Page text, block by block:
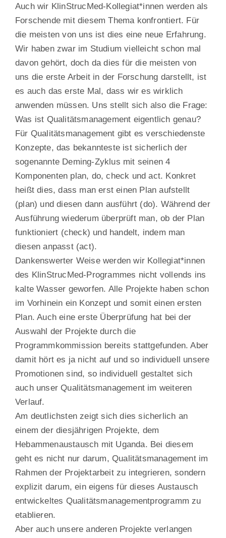
Auch wir KlinStrucMed-Kollegiat*innen werden als
Forschende mit diesem Thema konfrontiert. Für
die meisten von uns ist dies eine neue Erfahrung.
Wir haben zwar im Studium vielleicht schon mal
davon gehört, doch da dies für die meisten von
uns die erste Arbeit in der Forschung darstellt, ist
es auch das erste Mal, dass wir es wirklich
anwenden müssen. Uns stellt sich also die Frage:
Was ist Qualitätsmanagement eigentlich genau?
Für Qualitätsmanagement gibt es verschiedenste
Konzepte, das bekannteste ist sicherlich der
sogenannte Deming-Zyklus mit seinen 4
Komponenten plan, do, check und act. Konkret
heißt dies, dass man erst einen Plan aufstellt
(plan) und diesen dann ausführt (do). Während der
Ausführung wiederum überprüft man, ob der Plan
funktioniert (check) und handelt, indem man
diesen anpasst (act).
Dankenswerter Weise werden wir Kollegiat*innen
des KlinStrucMed-Programmes nicht vollends ins
kalte Wasser geworfen. Alle Projekte haben schon
im Vorhinein ein Konzept und somit einen ersten
Plan. Auch eine erste Überprüfung hat bei der
Auswahl der Projekte durch die
Programmkommission bereits stattgefunden. Aber
damit hört es ja nicht auf und so individuell unsere
Promotionen sind, so individuell gestaltet sich
auch unser Qualitätsmanagement im weiteren
Verlauf.
Am deutlichsten zeigt sich dies sicherlich an
einem der diesjährigen Projekte, dem
Hebammenaustausch mit Uganda. Bei diesem
geht es nicht nur darum, Qualitätsmanagement im
Rahmen der Projektarbeit zu integrieren, sondern
explizit darum, ein eigens für dieses Austausch
entwickeltes Qualitätsmanagementprogramm zu
etablieren.
Aber auch unsere anderen Projekte verlangen